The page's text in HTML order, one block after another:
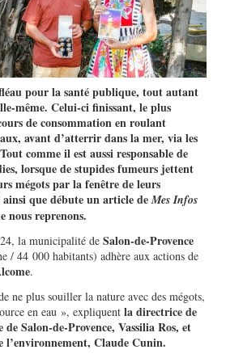
pour la santé publique, tout autant
même. Celui-ci finissant, le plus
de consommation en roulant
avant d’atterrir dans la mer, via les
comme il est aussi responsable de
lorsque de stupides fumeurs jettent
mégots par la fenêtre de leurs
ainsi que débute un article deMes Infos
nous reprenons.
la municipalité de Salon-de-Provence
/ 44 000 habitants) adhère aux actions de
.
ne plus souiller la nature avec des mégots,
en eau », expliquent la directrice de
Salon-de-Provence, Vassilia Ros, et
l’environnement, Claude Cunin.